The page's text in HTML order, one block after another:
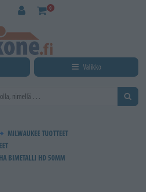
0
Valikko
MILWAUKEE TUOTTEET
BIMETALLI HD 50MM